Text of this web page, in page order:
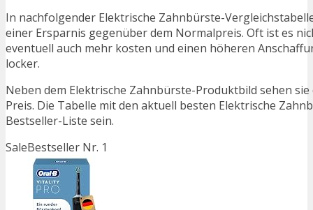
In nachfolgender Elektrische Zahnbürste-
einer Ersparnis gegenüber dem Normalpreis. Oft ist es
eventuell auch mehr kosten und einen höheren
locker.
Neben dem Elektrische Zahnbürste-Produktbild sehen
Preis. Die Tabelle mit den aktuell besten Elektrische
Bestseller-Liste sein.
SaleBestseller Nr. 1